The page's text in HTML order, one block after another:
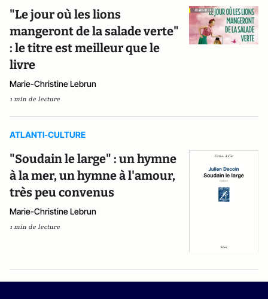
"Le jour où les lions
mangeront de la salade verte"
: le titre est meilleur que le
livre
Marie-Christine Lebrun
1 min de lecture
ATLANTI-CULTURE
"Soudain le large" : un hymne
à la mer, un hymne à l'amour,
très peu convenus
Marie-Christine Lebrun
1 min de lecture